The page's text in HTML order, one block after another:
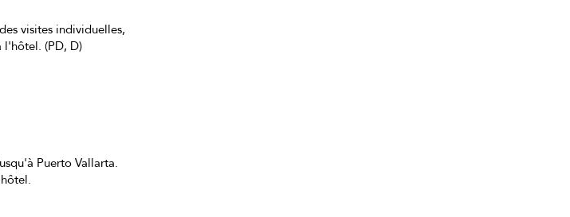
visites individuelles,
(PD, D)
Puerto Vallarta.